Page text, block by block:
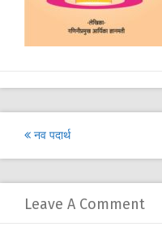
Post
navigation
नव पदार्थ
Leave A Comment